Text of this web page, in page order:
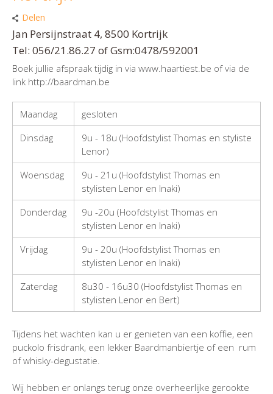
Delen
Jan Persijnstraat 4, 8500 Kortrijk
Tel: 056/21.86.27 of Gsm:0478/592001
Boek jullie afspraak tijdig in via www.haartiest.be of via de
link http://baardman.be
Maandag
gesloten
Dinsdag
9u - 18u (Hoofdstylist Thomas en styliste
Lenor)
Woensdag
9u - 21u (Hoofdstylist Thomas en
stylisten Lenor en Inaki)
Donderdag
9u -20u (Hoofdstylist Thomas en
stylisten Lenor en Inaki)
Vrijdag
9u - 20u (Hoofdstylist Thomas en
stylisten Lenor en Inaki)
Zaterdag
8u30 - 16u30 (Hoofdstylist Thomas en
stylisten Lenor en Bert)
Tijdens het wachten kan u er genieten van een koffie, een
puckolo frisdrank, een lekker Baardmanbiertje of een rum
of whisky-degustatie.
Wij hebben er onlangs terug onze overheerlijke gerookte